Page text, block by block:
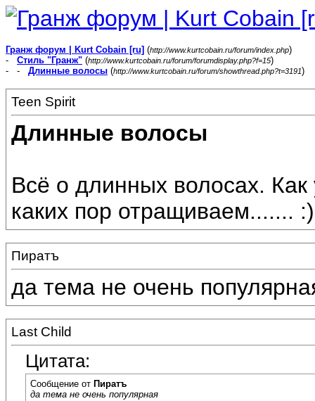
Гранж форум | Kurt Cobain [ru] (http://www.kurtcobain.ru/forum/index.php)
- Стиль "Гранж" (http://www.kurtcobain.ru/forum/forumdisplay.php?f=15)
- - Длинные волосы (http://www.kurtcobain.ru/forum/showthread.php?t=3191)
Teen Spirit
Длинные волосы
Всё о длинных волосах.
каких пор отращиваем....... :)
Пиратъ
да тема не очень
Last Child
Цитата:
Сообщение от Пиратъ
да тема не очень популярная